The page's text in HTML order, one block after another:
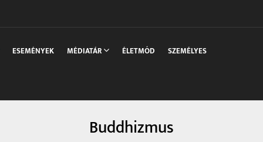
ESEMÉNYEK MÉDIATÁR ÉLETMÓD SZEMÉLYES
Buddhizmus